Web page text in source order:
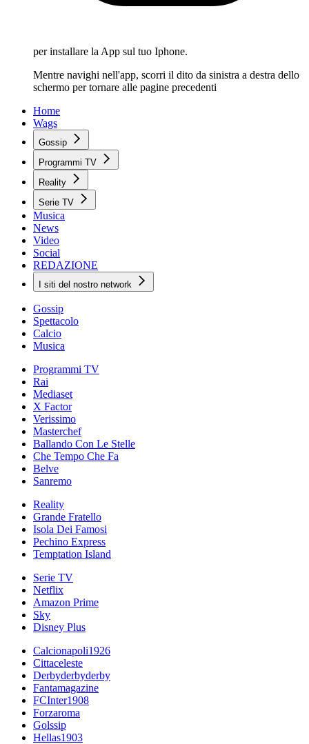
per installare la App sul tuo Iphone.
Mentre navighi nell'app, scorri il dito da sinistra a destra dello
schermo per tornare alle pagine precedenti
Home
Wags
Gossip
Programmi TV
Reality
Serie TV
Musica
News
Video
Social
REDAZIONE
I siti del nostro network
Gossip
Spettacolo
Calcio
Musica
Programmi TV
Rai
Mediaset
X Factor
Verissimo
Masterchef
Ballando Con Le Stelle
Che Tempo Che Fa
Belve
Sanremo
Reality
Grande Fratello
Isola Dei Famosi
Pechino Express
Temptation Island
Serie TV
Netflix
Amazon Prime
Sky
Disney Plus
Calcionapoli1926
Cittaceleste
Derbyderbyderby
Fantamagazine
FCInter1908
Forzaroma
Golssip
Hellas1903